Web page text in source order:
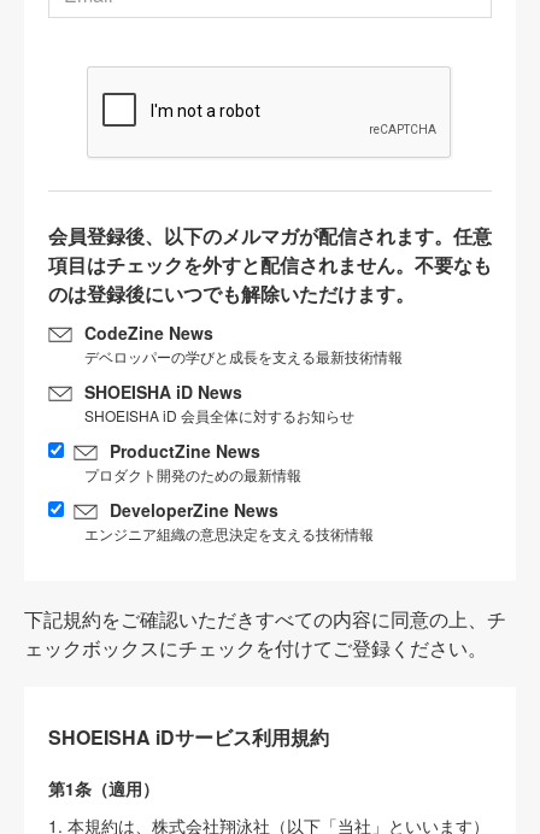
会員登録後、以下のメルマガが配信されます。任意
項目はチェックを外すと配信されません。不要なも
のは登録後にいつでも解除いただけます。
CodeZine News
デベロッパーの学びと成長を支える最新技術情報
SHOEISHA iD News
SHOEISHA iD 会員全体に対するお知らせ
ProductZine News
プロダクト開発のための最新情報
DeveloperZine News
エンジニア組織の意思決定を支える技術情報
下記規約をご確認いただきすべての内容に同意の上、チ
ェックボックスにチェックを付けてご登録ください。
SHOEISHA iDサービス利用規約
第1条（適用）
1. 本規約は、株式会社翔泳社（以下「当社」といいます）